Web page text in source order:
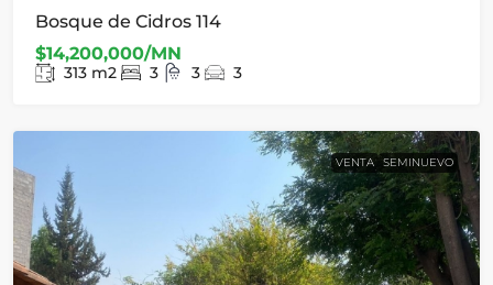
Bosque de Cidros 114
$14,200,000/MN
313 m2 3 3 3
VENTA SEMINUEVO